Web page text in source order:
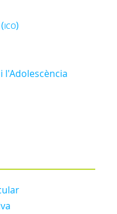
ICO)
l'Adolescència